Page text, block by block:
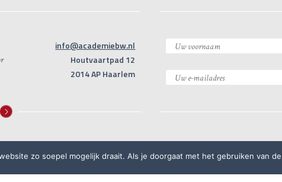
info@academiebw.nl
Houtvaartpad 12
2014 AP Haarlem
Klachtenprocedure Privacyreglement
zo soepel mogelijk draait. Als je doorgaat met het gebruiken van